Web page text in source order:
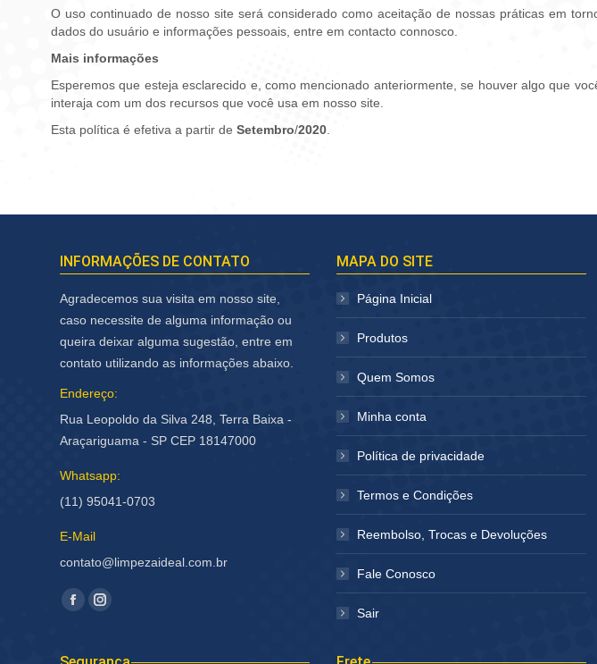
O uso continuado de nosso site será considerado como aceitação de nossas práticas em
dados do usuário e informações pessoais, entre em contacto connosco.
Mais informações
Esperemos que esteja esclarecido e, como mencionado anteriormente, se houver algo que
interaja com um dos recursos que você usa em nosso site.
Esta política é efetiva a partir de Setembro/2020
INFORMAÇÕES DE CONTATO
Agradecemos sua visita em nosso site,
caso necessite de alguma informação ou
queira deixar alguma sugestão, entre em
contato utilizando as informações abaixo.
Endereço:
Rua Leopoldo da Silva 248, Terra Baixa -
Araçariguama - SP CEP 18147000
Whatsapp:
(11) 95041-0703
E-Mail
contato@limpezaideal.com.br
Encontre-nos em:
Facebook
abre
Instagram
abre
MAPA DO SITE
Página Inicial
Produtos
Quem Somos
Minha conta
Política de privacidade
Termos e Condições
Reembolso, Trocas e Devoluções
Fale Conosco
Sair